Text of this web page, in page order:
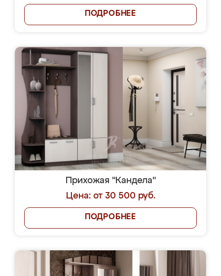
ПОДРОБНЕЕ
Прихожая "Кандела"
Цена: от 30 500 руб.
ПОДРОБНЕЕ